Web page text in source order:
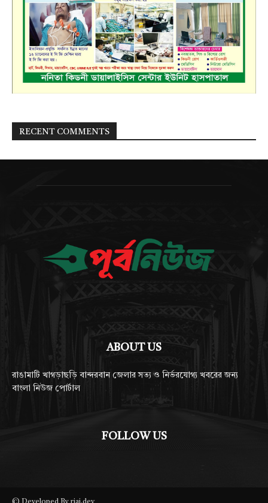
RECENT COMMENTS
ABOUT US
রাঙামাটি খাগড়াছড়ি বান্দরবান জেলার সত্য ও নির্ভরযোগ্য খবরের জন্য
বাংলা নিউজ পোর্টাল
FOLLOW US